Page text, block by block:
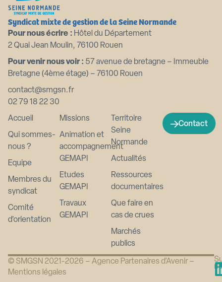
Syndicat mixte de gestion de la Seine Normande
Pour nous écrire : Hôtel du Département
2 Quai Jean Moulin, 76100 Rouen
Pour venir nous voir : 57 avenue de bretagne – Immeuble
Bretagne (4ème étage) – 76100 Rouen
contact@smgsn.fr
02 79 18 22 30
Accueil
Qui sommes-
nous ?
Equipe
Membres du
syndicat
Comité
d’orientation
Missions
Animation et
accompagnement
GEMAPI
Etudes
GEMAPI
Travaux
GEMAPI
Territoire
Seine
Normande
Actualités
Ressources
documentaires
Que faire en
cas de crues
Marchés
publics
Contact
© SMGSN 2021-2026 – Agence Partenaires d’Avenir –
Mentions légales